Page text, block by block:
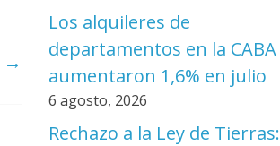
→
Los alquileres de
departamentos en la CABA
aumentaron 1,6% en julio
6 agosto, 2026
Rechazo a la Ley de Tierras: